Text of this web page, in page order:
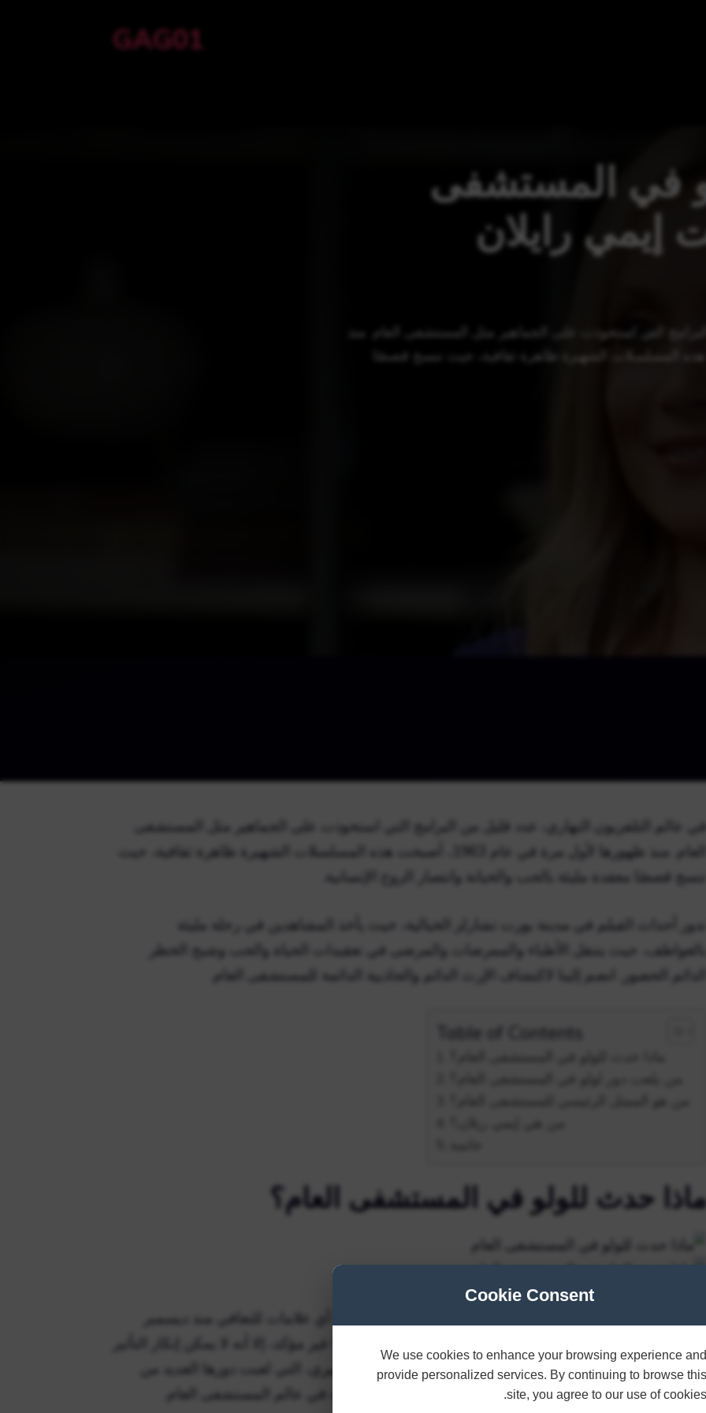
Cookie Consent
We use cookies to enhance your browsing experience and
provide personalized services. By continuing to browse this
site, you agree to our use of cookies.
GAG01
في المستشفى
إيمي رايلان
التي استحوذت على الجماهير مثل المستشفى العام. منذ
مرة في عام 1963، أصبحت هذه المسلسلات الشهيرة ظاهرة ثقافية، حيث تنسج قصصًا
في عالم التلفزيون النهاري، عدد قليل من البرامج التي استحوذت على الجماهير مثل المستشفى
العام. منذ ظهورها لأول مرة في عام 1963، أصبحت هذه المسلسلات الشهيرة ظاهرة ثقافية، حيث
تنسج قصصًا معقدة مليئة بالحب والخيانة وانتصار الروح الإنسانية.
تدور أحداث الفيلم في مدينة بورت تشارلز الخيالية، حيث يأخذ المشاهدين في رحلة مليئة
بالعواطف، حيث يتنقل الأطباء والممرضات والمرضى في تعقيدات الحياة والحب وشبح الخطر
الدائم الحضور. انضم إلينا لاكتشاف الإرث الدائم والجاذبية الدائمة للمستشفى العام.
Table of Contents
ماذا حدث للولو في المستشفى العام؟
دخلت لولو في غيبوبة بعد تعرضها لحادث مؤلم ولم تظهر عليها أي علامات للتعافي منذ ديسمبر
على الرغم من أن مستقبل Lulu في General Hospital غير مؤكد، إلا أنه لا يمكن إنكار التأثير
الدائم الذي أحدثته على المسلسل. أصبحت لولو سبنسر فالكونيري، التي لعبت دورها العديد من
الممثلات الموهوبات على مر السنين، شخصية محبوبة وأساسية في عالم المستشفى العام.